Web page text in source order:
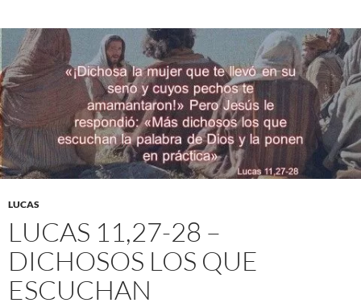
LUCAS
LUCAS 11,27-28 –
DICHOSOS LOS QUE
ESCUCHAN